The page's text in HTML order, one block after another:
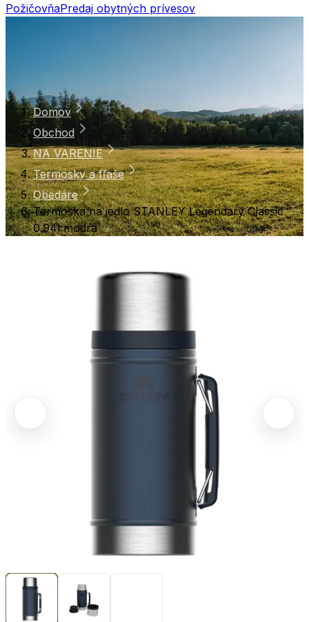
PožičovňaPredaj obytných prívesov
Domov
Obchod
NA VARENIE
Termosky a fľaše
Obedáre
Termoska na jedlo STANLEY Legendary Classic
0.94l modrá